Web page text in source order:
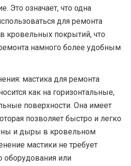
Это означает, что одна
для ремонта
кровельных покрытий, что
намного более удобным
мастика для ремонта
как на горизонтальные,
поверхности. Она имеет
позволяет быстро и легко
и дыры в кровельном
мастики не требует
оборудования или